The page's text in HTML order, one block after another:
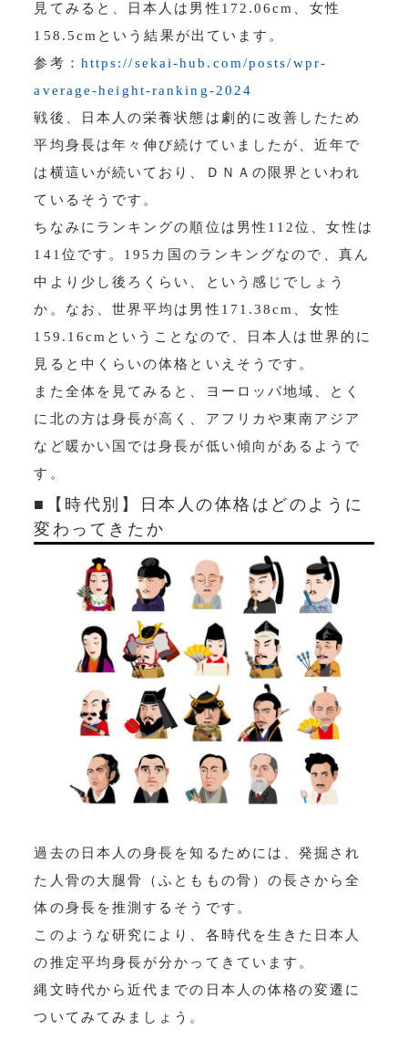
見てみると、日本人は男性172.06cm、女性
158.5cmという結果が出ています。
参考： https://sekai-hub.com/posts/wpr-
average-height-ranking-2024
戦後、日本人の栄養状態は劇的に改善したため
平均身長は年々伸び続けていましたが、近年で
は横這いが続いており、ＤＮＡの限界といわれ
ているそうです。
ちなみにランキングの順位は男性112位、女性は
141位です。195カ国のランキングなので、真ん
中より少し後ろくらい、という感じでしょう
か。なお、世界平均は男性171.38cm、女性
159.16cmということなので、日本人は世界的に
見ると中くらいの体格といえそうです。
また全体を見てみると、ヨーロッパ地域、とく
に北の方は身長が高く、アフリカや東南アジア
など暖かい国では身長が低い傾向があるようで
す。
■【時代別】日本人の体格はどのように
変わってきたか
過去の日本人の身長を知るためには、発掘され
た人骨の大腿骨（ふとももの骨）の長さから全
体の身長を推測するそうです。
このような研究により、各時代を生きた日本人
の推定平均身長が分かってきています。
縄文時代から近代までの日本人の体格の変遷に
ついてみてみましょう。